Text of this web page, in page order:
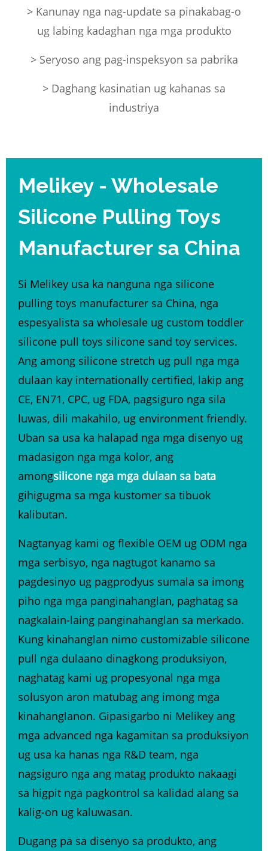
> Kanunay nga nag-update sa pinakabag-o
ug labing kadaghan nga mga produkto
> Seryoso ang pag-inspeksyon sa pabrika
> Daghang kasinatian ug kahanas sa
industriya
Melikey - Wholesale
Silicone Pulling Toys
Manufacturer sa China
Si Melikey usa ka nanguna nga silicone
pulling toys manufacturer sa China, nga
espesyalista sa wholesale ug custom toddler
silicone pull toys silicone sand toy services.
Ang among silicone stretch ug pull nga mga
dulaan kay internationally certified, lakip ang
CE, EN71, CPC, ug FDA, pagsiguro nga sila
luwas, dili makahilo, ug environment friendly.
Uban sa usa ka halapad nga mga disenyo ug
madasigon nga mga kolor, ang
amongsilicone nga mga dulaan sa bata
gihigugma sa mga kustomer sa tibuok
kalibutan.
Nagtanyag kami og flexible OEM ug ODM nga
mga serbisyo, nga nagtugot kanamo sa
pagdesinyo ug pagprodyus sumala sa imong
piho nga mga panginahanglan, paghatag sa
nagkalain-laing panginahanglan sa merkado.
Kung kinahanglan nimo customizable silicone
pull nga dulaano dinagkong produksiyon,
naghatag kami ug propesyonal nga mga
solusyon aron matubag ang imong mga
kinahanglanon. Gipasigarbo ni Melikey ang
mga advanced nga kagamitan sa produksiyon
ug usa ka hanas nga R&D team, nga
nagsiguro nga ang matag produkto nakaagi
sa higpit nga pagkontrol sa kalidad alang sa
kalig-on ug kaluwasan.
Dugang pa sa disenyo sa produkto, ang